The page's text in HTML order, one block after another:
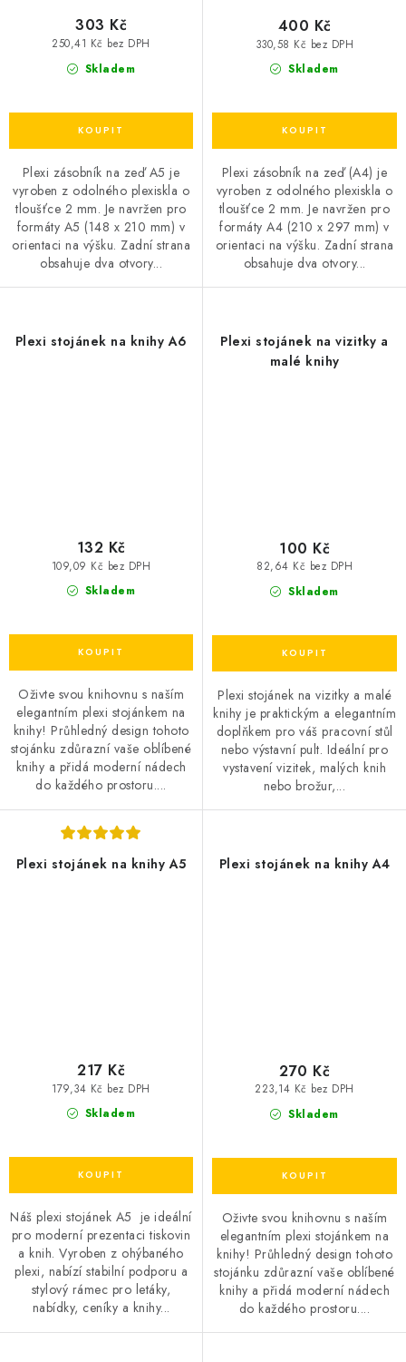
Skladem
250,41 Kč bez DPH
303 Kč
Plexi zásobník na zeď A5 je
vyroben z odolného plexiskla o
tloušťce 2 mm. Je navržen pro
formáty A5 (148 x 210 mm) v
orientaci na výšku. Zadní strana
obsahuje dva otvory...
Skladem
330,58 Kč bez DPH
400 Kč
Plexi zásobník na zeď (A4) je
vyroben z odolného plexiskla o
tloušťce 2 mm. Je navržen pro
formáty A4 (210 x 297 mm) v
orientaci na výšku. Zadní strana
obsahuje dva otvory...
Plexi stojánek na knihy A6
Skladem
109,09 Kč bez DPH
132 Kč
Oživte svou knihovnu s naším
elegantním plexi stojánkem na
knihy! Průhledný design tohoto
stojánku zdůrazní vaše oblíbené
knihy a přidá moderní nádech
do každého prostoru....
Plexi stojánek na vizitky a
malé knihy
Skladem
82,64 Kč bez DPH
100 Kč
Plexi stojánek na vizitky a malé
knihy je praktickým a elegantním
doplňkem pro váš pracovní stůl
nebo výstavní pult. Ideální pro
vystavení vizitek, malých knih
nebo brožur,...
Plexi stojánek na knihy A5
Skladem
179,34 Kč bez DPH
217 Kč
Náš plexi stojánek A5 je ideální
pro moderní prezentaci tiskovin
a knih. Vyroben z ohýbaného
plexi, nabízí stabilní podporu a
stylový rámec pro letáky,
nabídky, ceníky a knihy...
Plexi stojánek na knihy A4
Skladem
223,14 Kč bez DPH
270 Kč
Oživte svou knihovnu s naším
elegantním plexi stojánkem na
knihy! Průhledný design tohoto
stojánku zdůrazní vaše oblíbené
knihy a přidá moderní nádech
do každého prostoru....